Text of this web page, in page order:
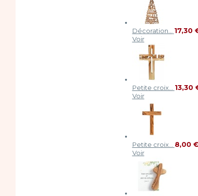
Décoration... 17,30
Voir
Petite croix... 13,30
Voir
Petite croix... 8,00
Voir